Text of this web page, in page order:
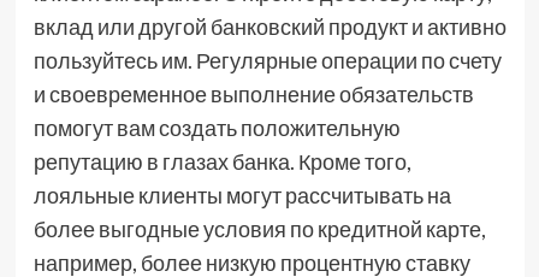
вклад или другой банковский продукт и активно
пользуйтесь им. Регулярные операции по счету
и своевременное выполнение обязательств
помогут вам создать положительную
репутацию в глазах банка. Кроме того,
лояльные клиенты могут рассчитывать на
более выгодные условия по кредитной карте,
например, более низкую процентную ставку